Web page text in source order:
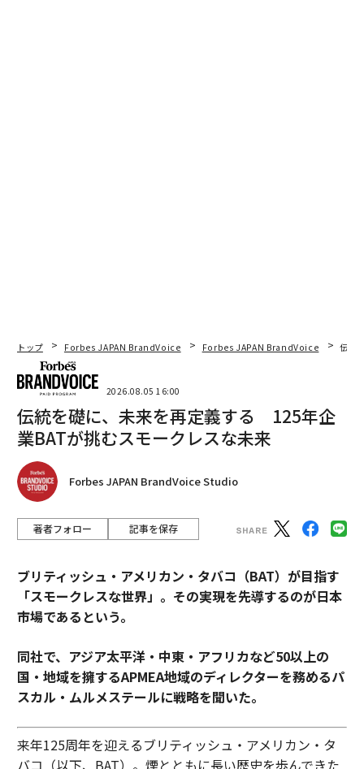
トップ Forbes JAPAN BrandVoice Forbes JAPAN BrandVoice 伝統
2026.08.05 16:00
伝統を礎に、未来を再定義する 125年企
業BATが挑むスモークレスな未来
Forbes JAPAN BrandVoice Studio
著者フォロー 記事を保存
ブリティッシュ・アメリカン・タバコ（BAT）が目指す
「スモークレスな世界」。その実現を先導するのが日本
市場であるという。
同社で、アジア太平洋・中東・アフリカなど50以上の
国・地域を擁するAPMEA地域のディレクターを務めるパ
スカル・ムルメステールに戦略を聞いた。
来年125周年を迎えるブリティッシュ・アメリカン・タ
バコ（以下、BAT）。煙とともに長い歴史を歩んできた